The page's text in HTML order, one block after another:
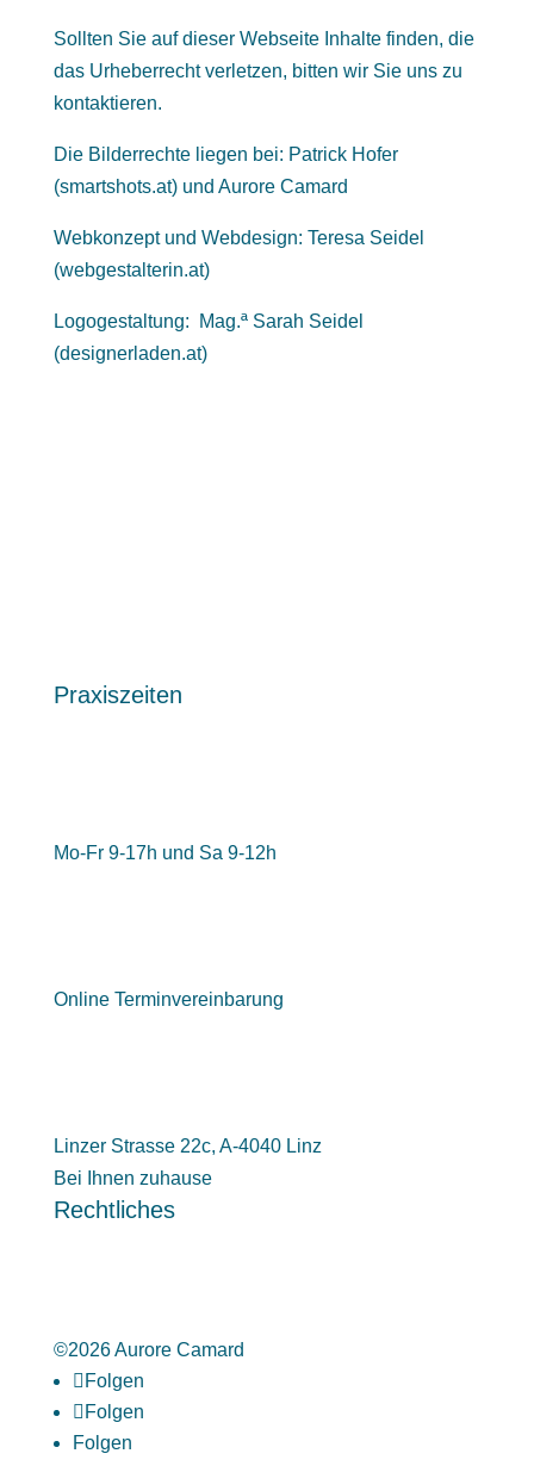
Sollten Sie auf dieser Webseite Inhalte finden, die
das Urheberrecht verletzen, bitten wir Sie uns zu
kontaktieren.
Die Bilderrechte liegen bei: Patrick Hofer
(smartshots.at) und Aurore Camard
Webkonzept und Webdesign: Teresa Seidel
(webgestalterin.at)
Logogestaltung: Mag.ª Sarah Seidel
(designerladen.at)
Praxiszeiten
Mo-Fr 9-17h und Sa 9-12h
Online Terminvereinbarung
Linzer Strasse 22c, A-4040 Linz
Bei Ihnen zuhause
Rechtliches
©2026 Aurore Camard
Folgen
Folgen
Folgen